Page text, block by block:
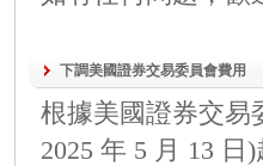
下調美國證券交易委員會費用
根據美國證券交易
2025 年 5 月 13